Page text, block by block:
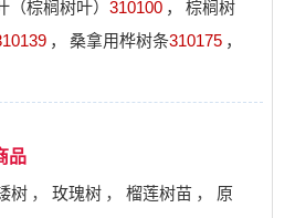
（棕榈树叶） 310100 ，
棕榈树
， 桑拿用桦树条310175 ，
品
树 ， 玫瑰树 ， 榴莲树苗 ，
原